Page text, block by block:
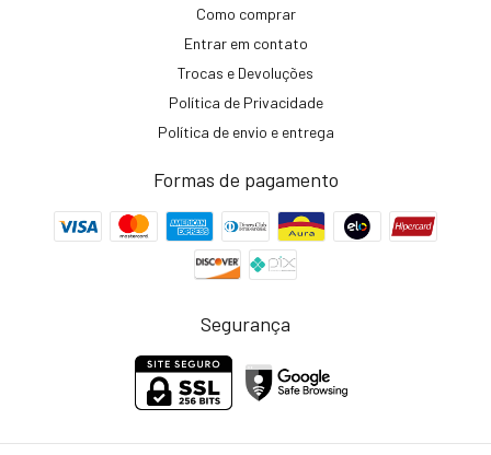
Como comprar
Entrar em contato
Trocas e Devoluções
Política de Privacidade
Política de envio e entrega
Formas de pagamento
Segurança